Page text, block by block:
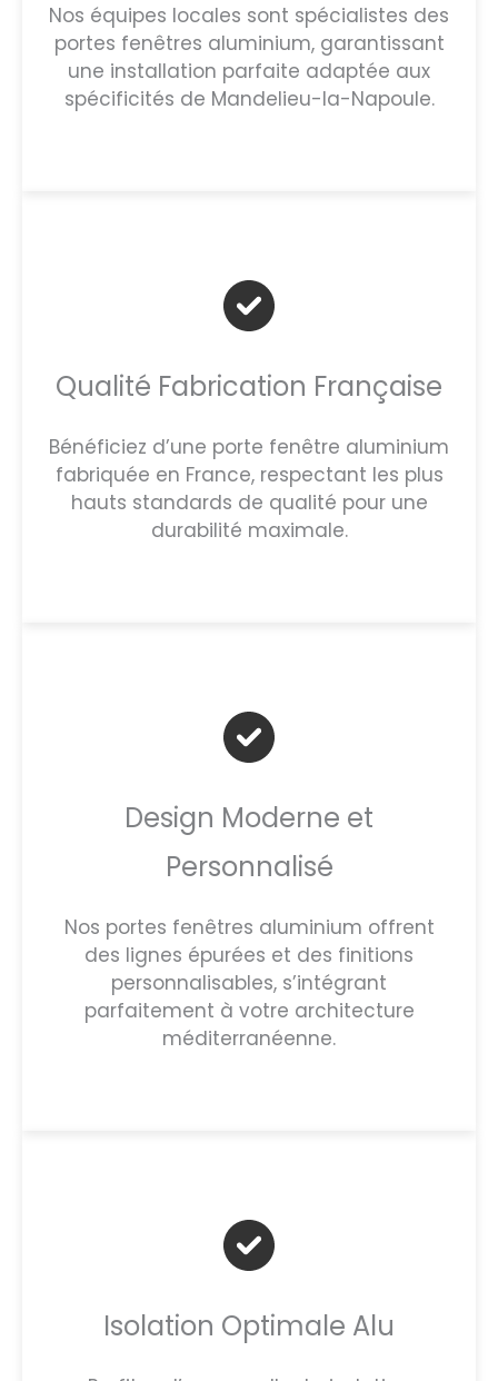
Nos équipes locales sont spécialistes des
portes fenêtres aluminium, garantissant
une installation parfaite adaptée aux
spécificités de Mandelieu-la-Napoule.
Qualité Fabrication Française
Bénéficiez d’une porte fenêtre aluminium
fabriquée en France, respectant les plus
hauts standards de qualité pour une
durabilité maximale.
Design Moderne et
Personnalisé
Nos portes fenêtres aluminium offrent
des lignes épurées et des finitions
personnalisables, s’intégrant
parfaitement à votre architecture
méditerranéenne.
Isolation Optimale Alu